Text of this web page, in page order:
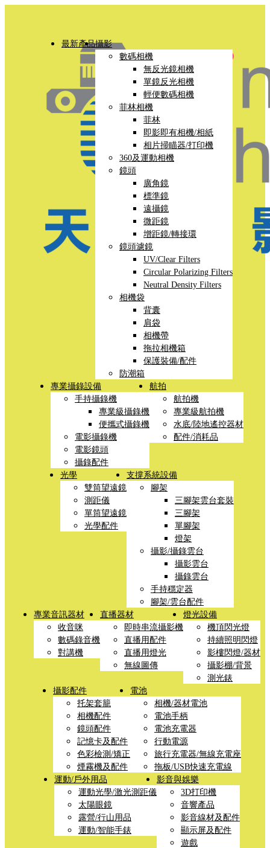
最新產品攝影
數碼相機
無反光鏡相機
單鏡反光相機
輕便數碼相機
菲林相機
菲林
即影即有相機/相紙
相片掃瞄器/打印機
360及運動相機
鏡頭
廣角鏡
標準鏡
遠攝鏡
微距鏡
增距鏡/轉接環
鏡頭濾鏡
UV/Clear Filters
Circular Polarizing Filters
Neutral Density Filters
相機袋
背囊
肩袋
相機帶
拖拉相機箱
保護裝備/配件
防潮箱
專業攝錄設備
手持攝錄機
專業級攝錄機
便攜式攝錄機
電影攝錄機
電影鏡頭
攝錄配件
航拍
航拍機
專業級航拍機
水底/陸地遙控器材
配件/消耗品
光學
雙筒望遠鏡
測距儀
單筒望遠鏡
光學配件
支撐系統設備
腳架
三腳架雲台套裝
三腳架
單腳架
燈架
攝影/攝錄雲台
攝影雲台
攝錄雲台
手持穩定器
腳架/雲台配件
專業音訊器材
收音咪
數碼錄音機
對講機
直播器材
即時串流攝影機
直播用配件
直播用燈光
無線圖傳
燈光設備
機頂閃光燈
持續照明閃燈
影樓閃燈/器材
攝影棚/背景
測光錶
攝影配件
托架套籠
相機配件
鏡頭配件
記憶卡及配件
色彩檢測/矯正
煙霧機及配件
電池
相機/器材電池
電池手柄
電池充電器
行動電源
旅行充電器/無線充電座
拖板/USB快速充電線
運動/戶外用品
運動光學/激光測距儀
太陽眼鏡
露營/行山用品
運動/智能手錶
影音與娛樂
3D打印機
音響產品
影音線材及配件
顯示屏及配件
遊戲